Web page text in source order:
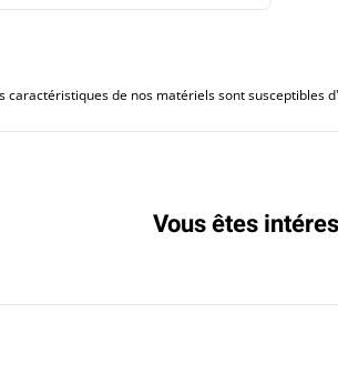
caractéristiques de nos matériels sont susceptibles
Vous êtes